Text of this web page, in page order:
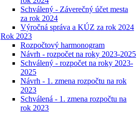
Schválený - Záverečný účet mesta
za rok 2024
Výročná správa a KÚZ za rok 2024
Rok 2023
Rozpočtový harmonogram
Návrh - rozpočet na roky 2023-2025
Schválený - rozpočet na roky 2023-
2025
Návrh - 1. zmena rozpočtu na rok
2023
Schválená - 1. zmena rozpočtu na
rok 2023